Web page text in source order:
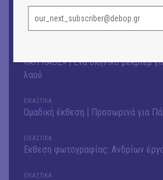
Αγορά Κυψέλης
«ΑΗ ΛΑΟΣ» | Ένα σκηνικό ρέκβιεμ
λαού
ΕΙΚΑΣΤΙΚΑ
Ομαδική έκθεση | Προσωρινά για
ΕΙΚΑΣΤΙΚΑ
Έκθεση φωτογραφίας: Ανδρίων
ΕΙΚΑΣΤΙΚΑ